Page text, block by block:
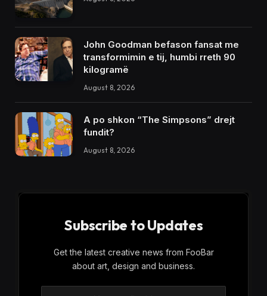
John Goodman befason fansat me
transformimin e tij, humbi rreth 90
kilogramë
August 8, 2026
A po shkon “The Simpsons” drejt
fundit?
August 8, 2026
Subscribe to Updates
Get the latest creative news from FooBar
about art, design and business.